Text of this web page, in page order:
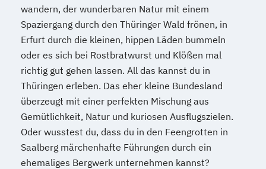
wandern, der wunderbaren Natur mit einem
Spaziergang durch den Thüringer Wald frönen, in
Erfurt durch die kleinen, hippen Läden bummeln
oder es sich bei Rostbratwurst und Klößen mal
richtig gut gehen lassen. All das kannst du in
Thüringen erleben. Das eher kleine Bundesland
überzeugt mit einer perfekten Mischung aus
Gemütlichkeit, Natur und kuriosen Ausflugszielen.
Oder wusstest du, dass du in den Feengrotten in
Saalberg märchenhafte Führungen durch ein
ehemaliges Bergwerk unternehmen kannst?